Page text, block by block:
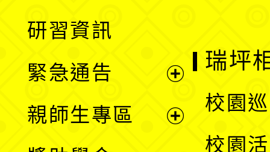
單
選
單
研習資訊
緊急通告
親師生專區
瑞坪
校園
校園